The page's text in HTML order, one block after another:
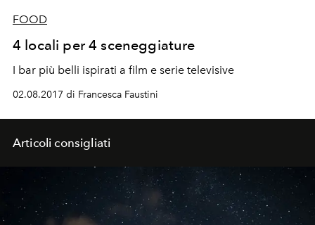
FOOD
4 locali per 4 sceneggiature
I bar più belli ispirati a film e serie televisive
02.08.2017 di Francesca Faustini
Articoli consigliati